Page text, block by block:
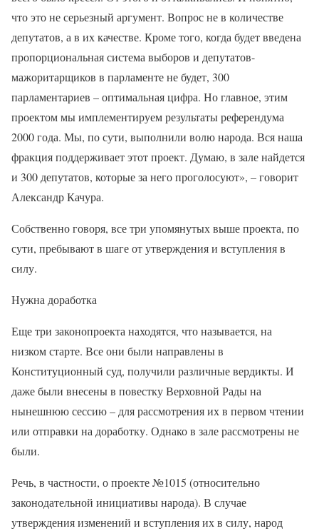
что это не серьезный аргумент. Вопрос не в количестве
депутатов, а в их качестве. Кроме того, когда будет введена
пропорциональная система выборов и депутатов-
мажоритарщиков в парламенте не будет, 300
парламентариев – оптимальная цифра. Но главное, этим
проектом мы имплементируем результаты референдума
2000 года. Мы, по сути, выполнили волю народа. Вся наша
фракция поддерживает этот проект. Думаю, в зале найдется
и 300 депутатов, которые за него проголосуют», – говорит
Александр Качура.
Собственно говоря, все три упомянутых выше проекта, по
сути, пребывают в шаге от утверждения и вступления в
силу.
Нужна доработка
Еще три законопроекта находятся, что называется, на
низком старте. Все они были направлены в
Конституционный суд, получили различные вердикты. И
даже были внесены в повестку Верховной Рады на
нынешнюю сессию – для рассмотрения их в первом чтении
или отправки на доработку. Однако в зале рассмотрены не
были.
Речь, в частности, о проекте №1015 (относительно
законодательной инициативы народа). В случае
утверждения изменений и вступления их в силу, народ